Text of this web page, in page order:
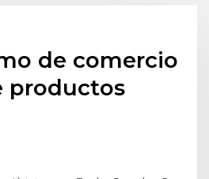
de comercio
productos